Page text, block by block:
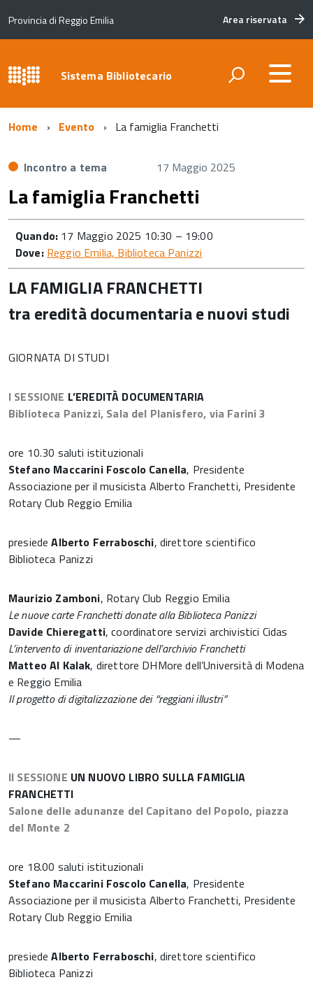
Provincia di Reggio Emilia Area riservata
Sistema Bibliotecario
Home Evento La famiglia Franchetti
Incontro a tema 17 Maggio 2025
La famiglia Franchetti
Quando: 17 Maggio 2025 10:30 – 19:00
Dove: Reggio Emilia, Biblioteca Panizzi
LA FAMIGLIA FRANCHETTI
tra eredità documentaria e nuovi studi
GIORNATA DI STUDI
I SESSIONE L’EREDITÀ DOCUMENTARIA
Biblioteca Panizzi, Sala del Planisfero, via Farini 3
ore 10.30 saluti istituzionali
Stefano Maccarini Foscolo Canella, Presidente
Associazione per il musicista Alberto Franchetti, Presidente
Rotary Club Reggio Emilia
presiedeAlberto Ferraboschi, direttore scientifico
Biblioteca Panizzi
Maurizio Zamboni, Rotary Club Reggio Emilia
Le nuove carte Franchetti donate alla Biblioteca Panizzi
Davide Chieregatti, coordinatore servizi archivistici Cidas
L’intervento di inventariazione dell’archivio Franchetti
Matteo Al Kalak, direttore DHMore dell’Università di Modena
e Reggio Emilia
Il progetto di digitalizzazione dei “reggiani illustri”
—
II SESSIONE UN NUOVO LIBRO SULLA FAMIGLIA
FRANCHETTI
Salone delle adunanze del Capitano del Popolo, piazza
del Monte 2
ore 18.00 saluti istituzionali
Stefano Maccarini Foscolo Canella, Presidente
Associazione per il musicista Alberto Franchetti, Presidente
Rotary Club Reggio Emilia
presiedeAlberto Ferraboschi, direttore scientifico
Biblioteca Panizzi